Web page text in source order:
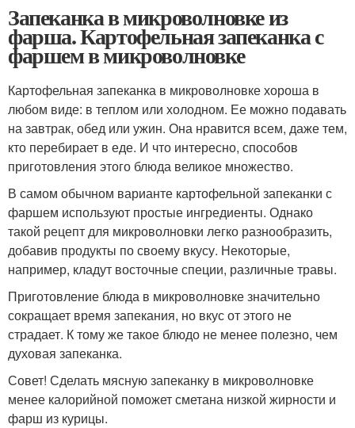
Запеканка в микроволновке из
фарша. Картофельная запеканка с
фаршем в микроволновке
Картофельная запеканка в микроволновке хороша в
любом виде: в теплом или холодном. Ее можно подавать
на завтрак, обед или ужин. Она нравится всем, даже тем,
кто перебирает в еде. И что интересно, способов
приготовления этого блюда великое множество.
В самом обычном варианте картофельной запеканки с
фаршем используют простые ингредиенты. Однако
такой рецепт для микроволновки легко разнообразить,
добавив продукты по своему вкусу. Некоторые,
например, кладут восточные специи, различные травы.
Приготовление блюда в микроволновке значительно
сокращает время запекания, но вкус от этого не
страдает. К тому же такое блюдо не менее полезно, чем
духовая запеканка.
Совет! Сделать мясную запеканку в микроволновке
менее калорийной поможет сметана низкой жирности и
фарш из курицы.